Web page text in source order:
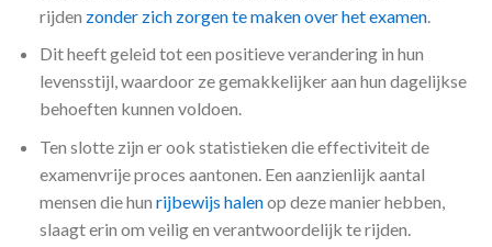
rijden zonder zich zorgen te maken over het examen.
Dit heeft geleid tot een positieve verandering in hun
levensstijl, waardoor ze gemakkelijker aan hun dagelijkse
behoeften kunnen voldoen.
Ten slotte zijn er ook statistieken die effectiviteit de
examenvrije proces aantonen. Een aanzienlijk aantal
mensen die hun rijbewijs halenop deze manier hebben,
slaagt erin om veilig en verantwoordelijk te rijden.